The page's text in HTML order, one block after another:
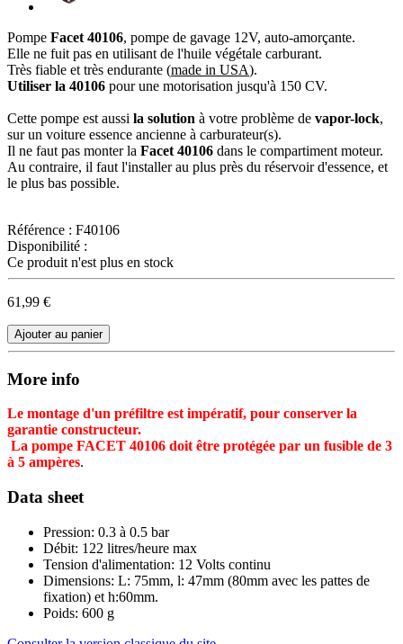
Pompe Facet 40106, pompe de gavage 12V, auto-amorçante.
Elle ne fuit pas en utilisant de l'huile végétale carburant.
Très fiable et très endurante (made in USA).
Utiliser la 40106 pour une motorisation jusqu'à 150 CV.
Cette pompe est aussi la solution à votre problème de vapor-lock,
sur un voiture essence ancienne à carburateur(s).
Il ne faut pas monter la Facet 40106 dans le compartiment moteur.
Au contraire, il faut l'installer au plus près du réservoir d'essence, et
le plus bas possible.
Référence : F40106
Disponibilité :
Ce produit n'est plus en stock
61,99 €
Ajouter au panier
More info
Le montage d'un préfiltre est impératif, pour conserver la
garantie constructeur.
La pompe FACET 40106 doit être protégée par un fusible de 3
à 5 ampères.
Data sheet
Pression: 0.3 à 0.5 bar
Débit: 122 litres/heure max
Tension d'alimentation: 12 Volts continu
Dimensions: L: 75mm, l: 47mm (80mm avec les pattes de
fixation) et h:60mm.
Poids: 600 g